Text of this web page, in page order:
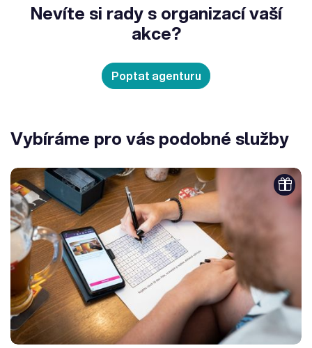
Nevíte si rady s organizací vaší
akce?
Poptat agenturu
Vybíráme pro vás podobné služby